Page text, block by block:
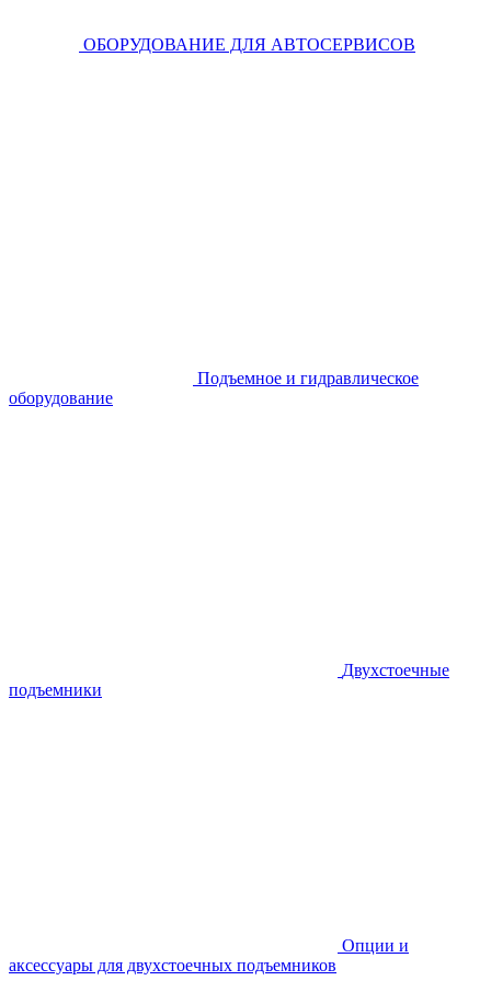
ОБОРУДОВАНИЕ ДЛЯ АВТОСЕРВИСОВ
Подъемное и гидравлическое
оборудование
Двухстоечные
подъемники
Опции и
аксессуары для двухстоечных подъемников